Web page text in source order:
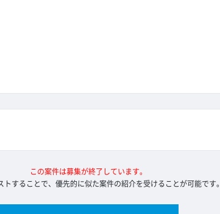
この案件は募集が終了しています。
トすることで、優先的に似た案件の紹介を受けることが可能です。